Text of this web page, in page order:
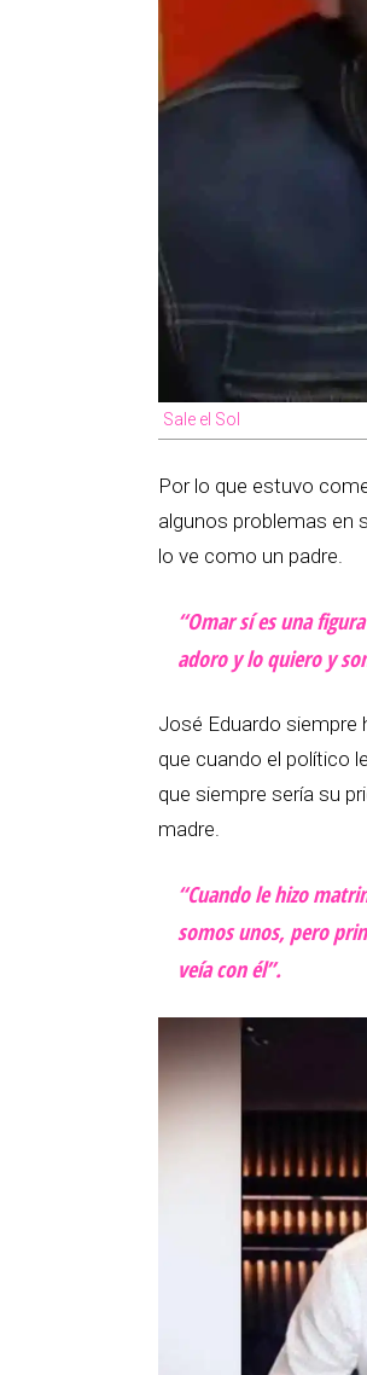
Sale el Sol
Por lo que estuvo
algunos problemas en
lo ve como un padre.
“Omar sí es una
adoro y lo quiero y
José Eduardo siempre
que cuando el político
que siempre sería su
madre.
“Cuando le hizo
somos unos, pero
veía con él”.